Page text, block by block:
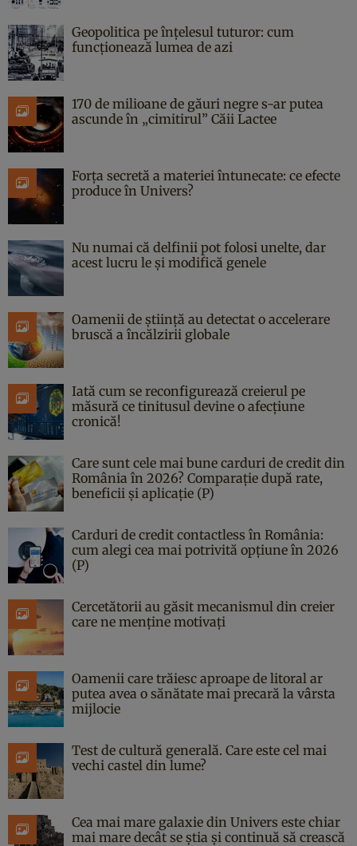
Geopolitica pe înțelesul tuturor: cum
funcționează lumea de azi
170 de milioane de găuri negre s-ar putea
ascunde în „cimitirul” Căii Lactee
Forța secretă a materiei întunecate: ce efecte
produce în Univers?
Nu numai că delfinii pot folosi unelte, dar
acest lucru le și modifică genele
Oamenii de știință au detectat o accelerare
bruscă a încălzirii globale
Iată cum se reconfigurează creierul pe
măsură ce tinitusul devine o afecțiune
cronică!
Care sunt cele mai bune carduri de credit din
România în 2026? Comparație după rate,
beneficii și aplicație (P)
Carduri de credit contactless în România:
cum alegi cea mai potrivită opțiune în 2026
(P)
Cercetătorii au găsit mecanismul din creier
care ne menține motivați
Oamenii care trăiesc aproape de litoral ar
putea avea o sănătate mai precară la vârsta
mijlocie
Test de cultură generală. Care este cel mai
vechi castel din lume?
Cea mai mare galaxie din Univers este chiar
mai mare decât se știa și continuă să crească